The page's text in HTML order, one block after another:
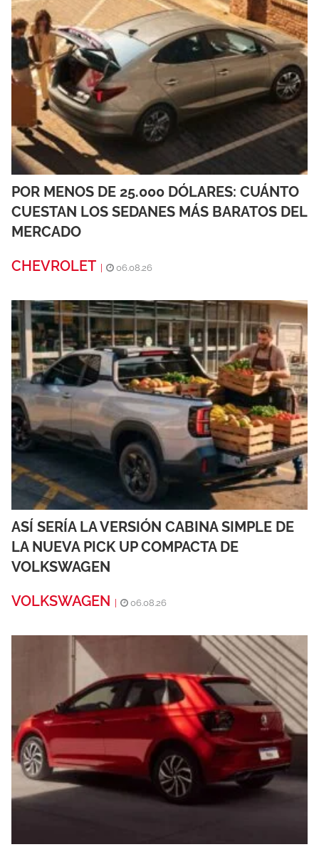
POR MENOS DE 25.000 DÓLARES: CUÁNTO
CUESTAN LOS SEDANES MÁS BARATOS DEL
MERCADO
CHEVROLET
06.08.26
ASÍ SERÍA LA VERSIÓN CABINA SIMPLE DE
LA NUEVA PICK UP COMPACTA DE
VOLKSWAGEN
VOLKSWAGEN | 06.08.26